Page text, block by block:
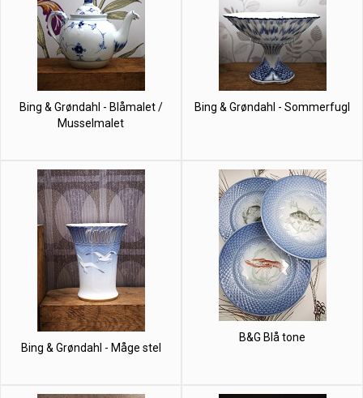
Bing & Grøndahl - Blåmalet /
Musselmalet
Bing & Grøndahl - Sommerfugl
Bing & Grøndahl - Måge stel
B&G Blå tone